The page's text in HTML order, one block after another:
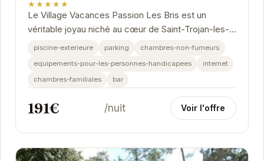
★★★★★
Le Village Vacances Passion Les Bris est un
véritable joyau niché au cœur de Saint-Trojan-les-
Bains. Offrant un cadre idyllique entre plages et...
piscine-exterieure parking
chambres-non-fumeurs
equipements-pour-les-personnes-handicapees
internet
chambres-familiales
bar
191€ /nuit Voir l'offre